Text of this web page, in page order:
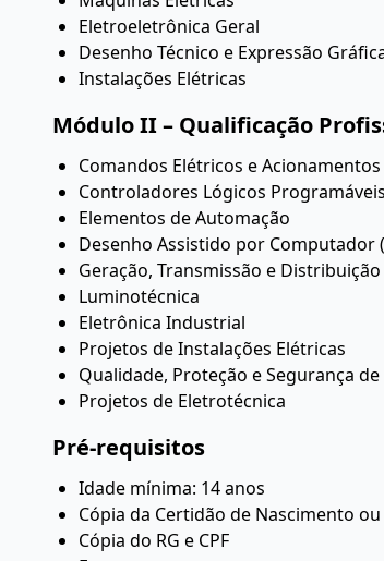
Eletroeletrônica Geral
Desenho Técnico e Expressão
Instalações Elétricas
Módulo II – Qualificação
Comandos Elétricos e
Controladores Lógicos
Elementos de Automação
Desenho Assistido por Computador
Geração, Transmissão e
Luminotécnica
Eletrônica Industrial
Projetos de Instalações Elétricas
Qualidade, Proteção e Segurança
Projetos de Eletrotécnica
Pré-requisitos
Idade mínima: 14 anos
Cópia da Certidão de Nascimento
Cópia do RG e CPF